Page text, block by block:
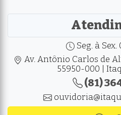
Seg. à Sex.
Av. Antônio Carlos de
55950-000 |
(81)